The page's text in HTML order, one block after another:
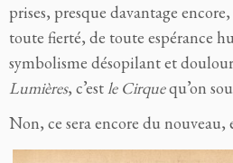
prises, presque davantage
toute fierté, de toute espérance
symbolisme désopilant et
Lumières, c’estle Cirquequ’on
Non, ce sera encore du nouveau,